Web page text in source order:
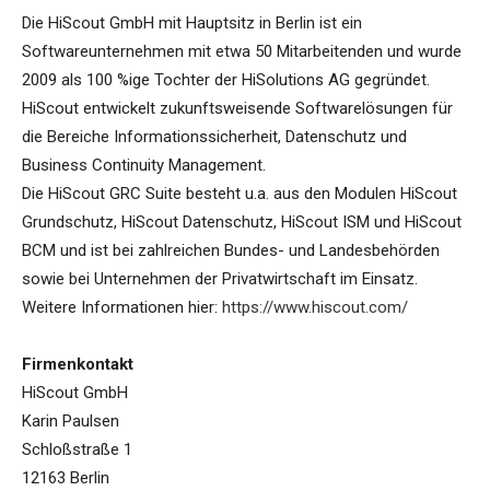
Die HiScout GmbH mit Hauptsitz in Berlin ist ein
Softwareunternehmen mit etwa 50 Mitarbeitenden und wurde
2009 als 100 %ige Tochter der HiSolutions AG gegründet.
HiScout entwickelt zukunftsweisende Softwarelösungen für
die Bereiche Informationssicherheit, Datenschutz und
Business Continuity Management.
Die HiScout GRC Suite besteht u.a. aus den Modulen HiScout
Grundschutz, HiScout Datenschutz, HiScout ISM und HiScout
BCM und ist bei zahlreichen Bundes- und Landesbehörden
sowie bei Unternehmen der Privatwirtschaft im Einsatz.
Weitere Informationen hier: https://www.hiscout.com/
Firmenkontakt
HiScout GmbH
Karin Paulsen
Schloßstraße 1
12163 Berlin